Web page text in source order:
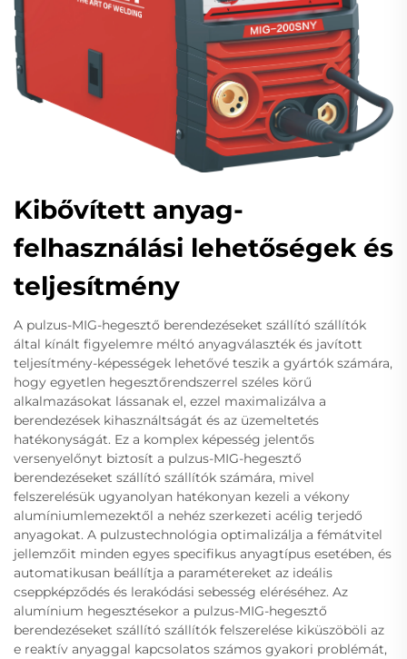
Kibővített anyag-
felhasználási lehetőségek és
teljesítmény
A pulzus-MIG-hegesztő berendezéseket szállító szállítók
által kínált figyelemre méltó anyagválaszték és javított
teljesítmény-képességek lehetővé teszik a gyártók számára,
hogy egyetlen hegesztőrendszerrel széles körű
alkalmazásokat lássanak el, ezzel maximalizálva a
berendezések kihasználtságát és az üzemeltetés
hatékonyságát. Ez a komplex képesség jelentős
versenyelőnyt biztosít a pulzus-MIG-hegesztő
berendezéseket szállító szállítók számára, mivel
felszerelésük ugyanolyan hatékonyan kezeli a vékony
alumíniumlemezektől a nehéz szerkezeti acélig terjedő
anyagokat. A pulzustechnológia optimalizálja a fémátvitel
jellemzőit minden egyes specifikus anyagtípus esetében, és
automatikusan beállítja a paramétereket az ideális
cseppképződés és lerakódási sebesség eléréséhez. Az
alumínium hegesztésekor a pulzus-MIG-hegesztő
berendezéseket szállító szállítók felszerelése kiküszöböli az
e reaktív anyaggal kapcsolatos számos gyakori problémát,